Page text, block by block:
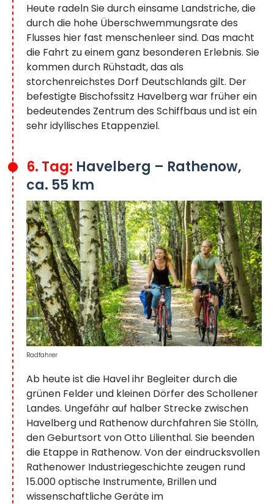
Heute radeln Sie durch einsame Landstriche, die
durch die hohe Überschwemmungsrate des
Flusses hier fast menschenleer sind. Das macht
die Fahrt zu einem ganz besonderen Erlebnis. Sie
kommen durch Rühstadt, das als
storchenreichstes Dorf Deutschlands gilt. Der
befestigte Bischofssitz Havelberg war früher ein
bedeutendes Zentrum des Schiffbaus und ist ein
sehr idyllisches Etappenziel.
6. Tag: Havelberg – Rathenow,
ca. 55 km
Ab heute ist die Havel ihr Begleiter durch die
grünen Felder und kleinen Dörfer des Schollener
Landes. Ungefähr auf halber Strecke zwischen
Havelberg und Rathenow durchfahren Sie Stölln,
den Geburtsort von Otto Lilienthal. Sie beenden
die Etappe in Rathenow. Von der eindrucksvollen
Rathenower Industriegeschichte zeugen rund
15.000 optische Instrumente, Brillen und
wissenschaftliche Geräte im
Radfahrer